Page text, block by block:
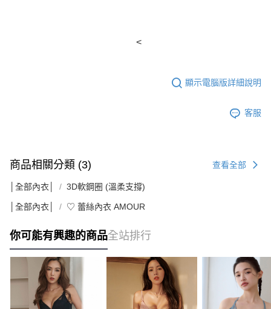
<
顯示電腦版詳細說明
客服
商品相關分類 (3) 查看全部
│全部內衣│ 3D軟鋼圈 (溫柔支撐)
│全部內衣│ ♡ 蕾絲內衣 AMOUR
你可能有興趣的商品全站排行